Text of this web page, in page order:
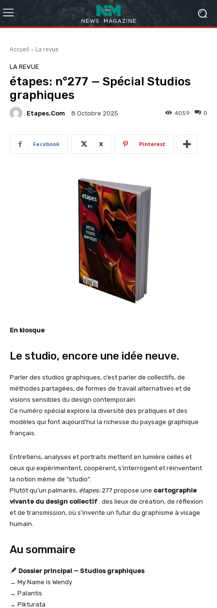
Accueil La revue
LA REVUE
étapes: n°277 — Spécial Studios
graphiques
Etapes.com 8 Octobre 2025 0
4059
Facebook X Pinterest
En kiosque
Le studio, encore une idée neuve.
Parler des studios graphiques, c’est parler de collectifs, de
méthodes partagées, de formes de travail alternatives et de
visions sensibles du design contemporain.
Ce numéro spécial explore la diversité des pratiques et des
modèles qui font aujourd’hui la richesse du paysage graphique
français.
Entretiens, analyses et portraits mettent en lumière celles et
ceux qui expérimentent, coopèrent, s’interrogent et réinventent
la notion même de “studio”.
Plutôt qu’un palmarès, étapes:277 propose une cartographie
vivante du design collectif : des lieux de création, de réflexion
et de transmission, où s’invente un futur du graphisme à visage
humain.
Au sommaire
Dossier principal — Studios graphiques
→ My Name is Wendy
→ Palantis
→ Pikturata